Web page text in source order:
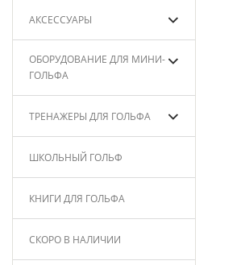
АКСЕССУАРЫ
ОБОРУДОВАНИЕ ДЛЯ МИНИ-
ГОЛЬФА
ТРЕНАЖЕРЫ ДЛЯ ГОЛЬФА
ШКОЛЬНЫЙ ГОЛЬФ
КНИГИ ДЛЯ ГОЛЬФА
СКОРО В НАЛИЧИИ